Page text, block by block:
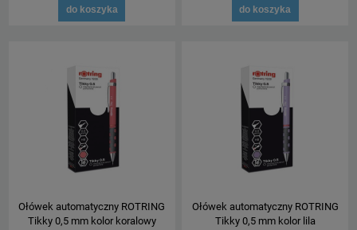
do koszyka do koszyka
Ołówek automatyczny ROTRING
Tikky 0,5 mm kolor koralowy
Ołówek automatyczny ROTRING
Tikky 0,5 mm kolor lila